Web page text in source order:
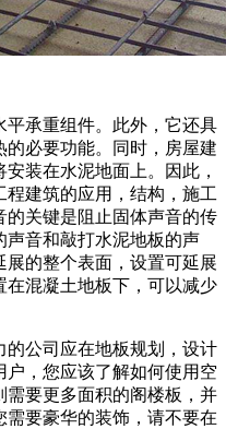
承重组件。此外，它还具
必要功能。同时，房屋建
装在水泥地面上。因此，
建筑的应用，结构，施工
关键是阻止固体声音的传
声音和敲打水泥地板的声
的整个表面，设置可延展
在混凝土地板下，可以减少
公司应在地板规划，设计
，您应该了解如何使用空
需要更多面积的阁楼板，并
要豪华的装饰，请不要在